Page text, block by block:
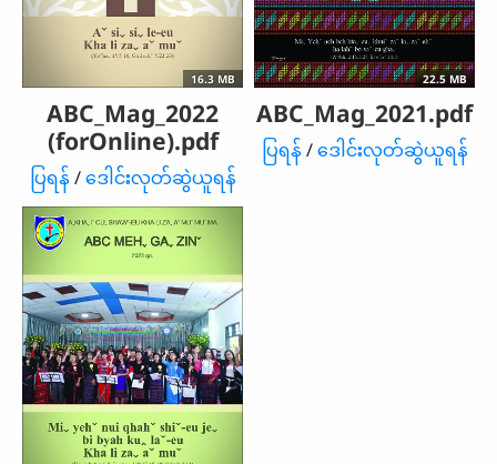
16.3 MB
ABC_Mag_2022
(forOnline).pdf
ပြရန်/ဒေါင်းလုတ်ဆွဲယူရန်
22.5 MB
ABC_Mag_2021.pdf
ပြရန်/ဒေါင်းလုတ်ဆွဲယူရန်